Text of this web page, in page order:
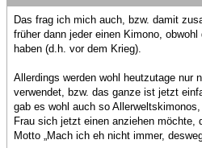
Das frag ich mich auch, bzw. damit
früher dann jeder einen Kimono,
haben (d.h. vor dem Krieg).
Allerdings werden wohl heutzutage nur
verwendet, bzw. das ganze ist jetzt
gab es wohl auch so
Frau sich jetzt einen anziehen möchte,
Motto „Mach ich eh nicht immer,